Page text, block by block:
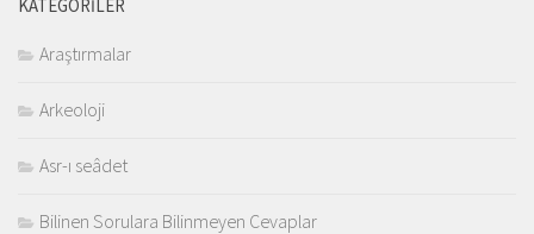
KATEGORILER
Araştırmalar
Arkeoloji
Asr-ı seâdet
Bilinen Sorulara Bilinmeyen Cevaplar